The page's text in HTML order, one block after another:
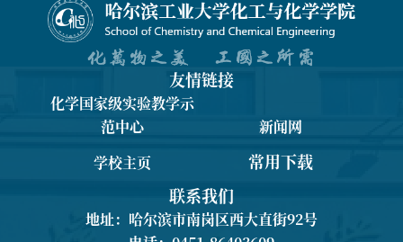
友情链接
化学国家级实验教学示
范中心
新闻网
学校主页
常用下载
联系我们
地址：哈尔滨市南岗区西大直街92号